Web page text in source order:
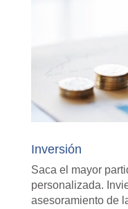
Inversión
Saca el mayor
personalizada.
asesoramiento de